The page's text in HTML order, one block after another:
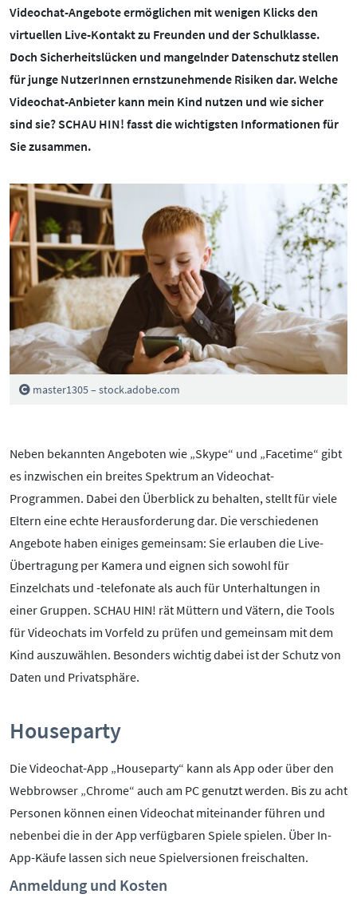
Videochat-Angebote ermöglichen mit wenigen Klicks den
virtuellen Live-Kontakt zu Freunden und der Schulklasse.
Doch Sicherheitslücken und mangelnder Datenschutz stellen
für junge NutzerInnen ernstzunehmende Risiken dar. Welche
Videochat-Anbieter kann mein Kind nutzen und wie sicher
sind sie? SCHAU HIN! fasst die wichtigsten Informationen für
Sie zusammen.
master1305 – stock.adobe.com
Neben bekannten Angeboten wie „Skype“ und „Facetime“ gibt
es inzwischen ein breites Spektrum an Videochat-
Programmen. Dabei den Überblick zu behalten, stellt für viele
Eltern eine echte Herausforderung dar. Die verschiedenen
Angebote haben einiges gemeinsam: Sie erlauben die Live-
Übertragung per Kamera und eignen sich sowohl für
Einzelchats und -telefonate als auch für Unterhaltungen in
einer Gruppen. SCHAU HIN! rät Müttern und Vätern, die Tools
für Videochats im Vorfeld zu prüfen und gemeinsam mit dem
Kind auszuwählen. Besonders wichtig dabei ist der Schutz von
Daten und Privatsphäre.
Houseparty
Die Videochat-App „Houseparty“ kann als App oder über den
Webbrowser „Chrome“ auch am PC genutzt werden. Bis zu acht
Personen können einen Videochat miteinander führen und
nebenbei die in der App verfügbaren Spiele spielen. Über In-
App-Käufe lassen sich neue Spielversionen freischalten.
Anmeldung und Kosten
BOTSCHAFTERINNEN
IMPRESSUM
DATENSCHUTZ
BARRIEREFREIHEIT
MEDIENCOACHES
MATERIALIEN
MEDIENQUIZ
NEWSLETTER
Datenschutz
Cybergrooming
Instagram
Kinderrechte
Konsolen & PC
Lernen & Medien
Medien & Kleinkinder
Messenger
Pornografie
Snapchat
YouTube
Grundlagen
Sicherheit & Risiken
Tipps & Regeln
Studien
Aktuelles
Kontakt
Partner
Kooperationen
Beirat
BotschafterInnen
Impressum
Datenschutz